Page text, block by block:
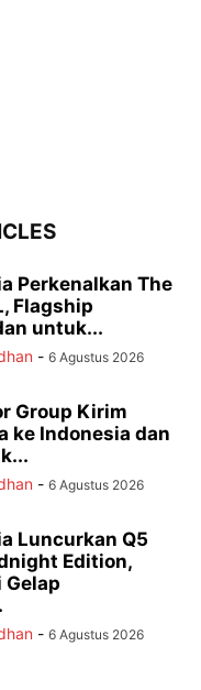
Perkenalkan The
Flagship
untuk...
- 6 Agustus 2026
Group Kirim
ke Indonesia dan
- 6 Agustus 2026
Luncurkan Q5
Edition,
Gelap
- 6 Agustus 2026